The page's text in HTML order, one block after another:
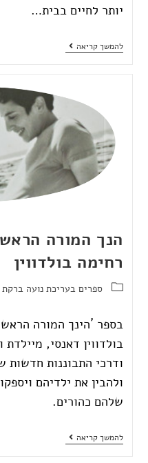
יותר לחיים בבית…
להמשך קריאה
הנך המורה
רחימה בולדווין
ספרים בעריכת נועה ברקת
בספר ´הינך המורה
בולדווין דאנסי,
ודרכי התבוננות חדשות
ולהבין את ילדיהם
שלהם כהורים.
להמשך קריאה